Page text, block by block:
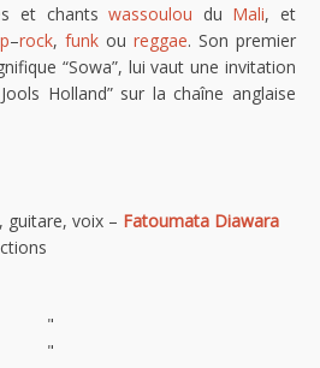
et chantswassoulou du Mali, et
–rock, funk ou reggae. Son premier
“Sowa”, lui vaut une invitation
Holland” sur la chaîne anglaise
guitare, voix – Fatoumata Diawara
"
"